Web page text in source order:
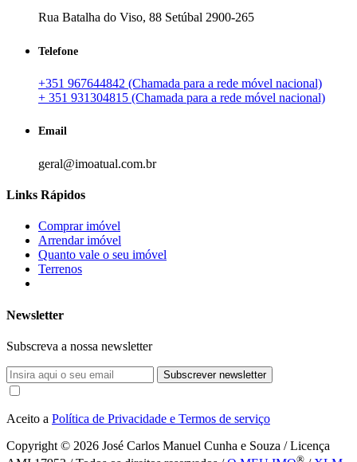
Rua Batalha do Viso, 88 Setúbal 2900-265
Telefone
+351 967644842 (Chamada para a rede móvel nacional)
+ 351 931304815 (Chamada para a rede móvel nacional)
Email
geral@imoatual.com.br
Links Rápidos
Comprar imóvel
Arrendar imóvel
Quanto vale o seu imóvel
Terrenos
Newsletter
Subscreva a nossa newsletter
Subscrever newsletter
Aceito a Política de Privacidade e Termos de serviço
Copyright © 2026 José Carlos Manuel Cunha e Souza / Licença
®